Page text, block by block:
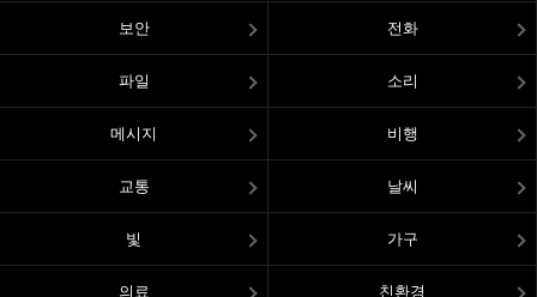
보안 전화
파일 소리
메시지 비행
교통 날씨
빛 가구
의료 친환경